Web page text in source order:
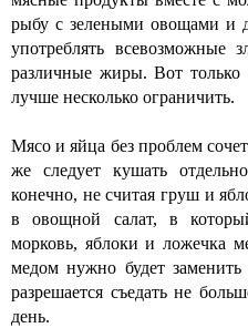
рыбу с зелеными овощами и
употреблять
различные жиры. Вот только
лучше несколько ограничить.
Мясо и яйца без проблем
же следует кушать
конечно, не считая груш и
в овощной салат, в
морковь, яблоки и ложечка
медом нужно будет заменить
разрешается съедать не
день.